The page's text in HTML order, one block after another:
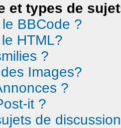
et types de
BBCode ?
HTML?
?
Images?
?
it ?
de